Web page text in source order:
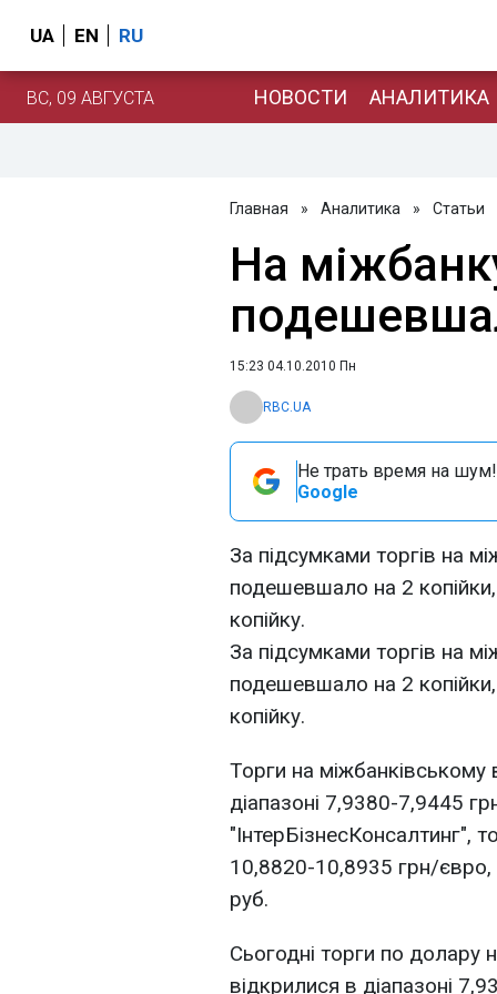
UA EN RU
ВС, 09 АВГУСТА НОВОСТИ АНАЛИТИКА
Главная » Аналитика » Статьи
На
15:23 04.10.2010 Пн
RBC.UA
Не трать время на
Google
За підсумками торгів на
подешевшало на 2
копійку.
За підсумками торгів на
подешевшало на 2
копійку.
Торги на
діапазоні 7,9380-7,9445
"ІнтерБізнесКонсалтинг",
10,8820-10,8935 грн/
руб.
Сьогодні торги по долару
відкрилися в діапазоні